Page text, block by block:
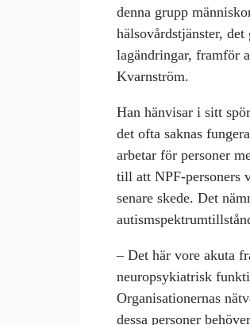
denna grupp
hälsovårdstjänster,
lagändringar, framför
Kvarnström.
Han hänvisar i sitt
det ofta saknas
arbetar för personer
till att NPF-personers
senare skede. Det
– Det här vore akuta
neuropsykiatrisk
Organisationernas
dessa personer